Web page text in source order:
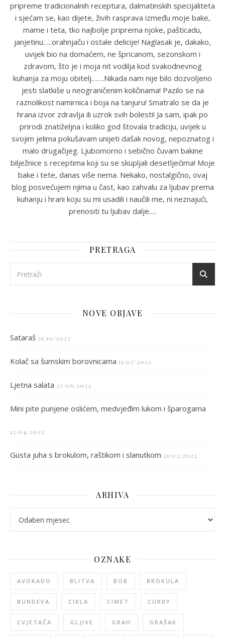
pripreme tradicionalnih receptura, dalmatinskih specijaliteta
i sjećam se, kao dijete, živih rasprava između moje bake,
mame i teta, tko najbolje priprema njoke, pašticadu,
janjetinu…..orahnjaču i ostale delicije! Naglasak je, dakako,
uvijek bio na domaćem, ne špricanom, sezonskom i
zdravom, što je i moja nit vodilja kod svakodnevnog
kuhanja za moju obitelj…….Nikada nam nije bilo dozvoljeno
jesti slatkiše u neograničenim količinama! Pazilo se na
raznolikost namirnica i boja na tanjuru! Smatralo se da je
hrana izvor zdravlja ili uzrok svih bolesti! Ja sam, ipak po
prirodi znatiželjna i koliko god štovala tradiciju, uvijek u
svojim jelima pokušavam unijeti dašak novog, nepoznatog i
malo drugačijeg. Ljubomorno i sebično čuvam bakine
bilježnice s receptima koji su se skupljali desetljećima! Moje
bake i tete, danas više nema. Nekako, nostalgično, ovaj
blog posvećujem njima u čast, kao zahvalu za ljubav prema
kuhanju i hrani koju su mi usadili i naučili me, ni neznajući,
prenositi tu ljubav dalje….
PRETRAGA
NOVE OBJAVE
Sataraš 25/10/2022
Kolač sa šumskim borovnicama 11/07/2022
Ljetna salata 27/06/2022
Mini pite punjene oslićem, medvjeđim lukom i šparogama
12/04/2022
Gusta juha s brokulom, raštikom i slanutkom 21/02/2022
ARHIVA
OZNAKE
AVOKADO BLITVA BOB BROKULA
BUNDEVA CIKLA CIMET CURRY
CVJETAČA GLJIVE GRAH GRAŠAK